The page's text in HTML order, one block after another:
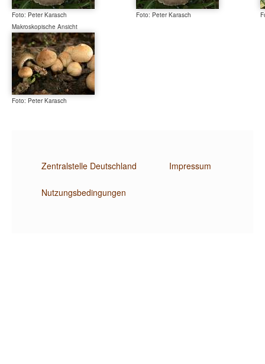
Foto: Peter Karasch Foto: Peter Karasch
Makroskopische Ansicht
Foto: Peter Karasch
Zentralstelle Deutschland Impressum
Nutzungsbedingungen